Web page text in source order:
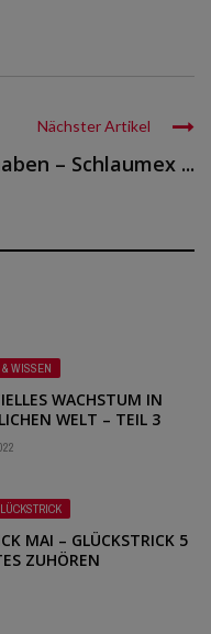
Nächster Artikel
– Schlaumex ...
WISSEN
WACHSTUM IN
WELT – TEIL 3
UND
MAI – GLÜCKSTRICK 5
ZUHÖREN